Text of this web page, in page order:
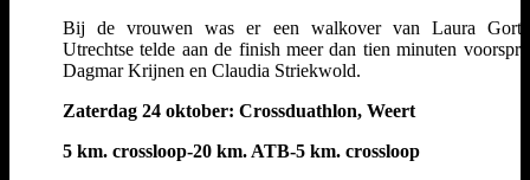
Bij de vrouwen was er een walkover van Laura
Utrechtse telde aan de finish meer dan tien minuten
Dagmar Krijnen en Claudia Striekwold.
Zaterdag 24 oktober: Crossduathlon, Weert
5 km. crossloop-20 km. ATB-5 km. crossloop